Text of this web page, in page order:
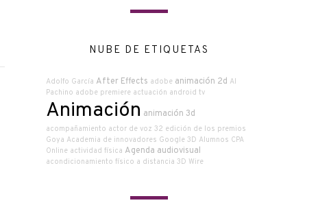
NUBE DE ETIQUETAS
Adolfo García After Effects adobe animación 2d Al
Pachino adobe premiere actuación android tv
Animación animación 3d
acompañamiento actor de voz 32 edición de los premios
Goya Academia de innovadores Google 3D Alumnos CPA
Online actividad física Agenda audiovisual
acondicionamiento físico a distancia 3D Wire